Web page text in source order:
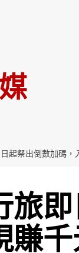
起祭出倒數加碼，
旅
賺